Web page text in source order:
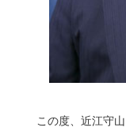
この度、近江守